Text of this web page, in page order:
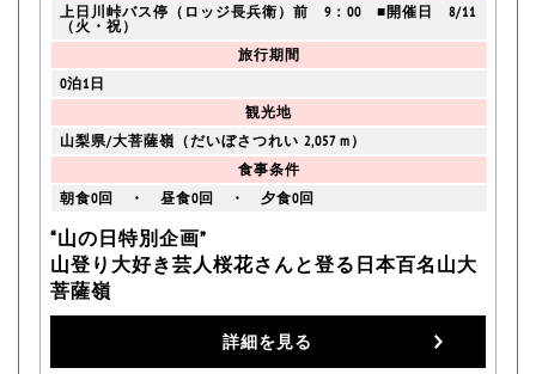
上日川峠バス停（ロッジ長兵衛）前 9：00 ■開催日 8/11
（火・祝）
旅行期間
0泊1日
観光地
山梨県/大菩薩嶺（だいぼさつれい 2,057 m）
食事条件
朝食0回 ・ 昼食0回 ・ 夕食0回
“山の日特別企画”
山登り大好き芸人桜花さんと登る日本百名山大
菩薩嶺
詳細を見る